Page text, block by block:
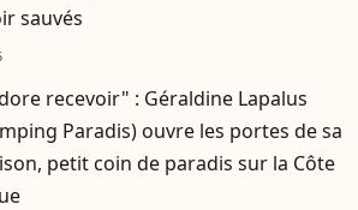
sauvés
recevoir" : Géraldine Lapalus
Paradis) ouvre les portes de sa
petit coin de paradis sur la Côte